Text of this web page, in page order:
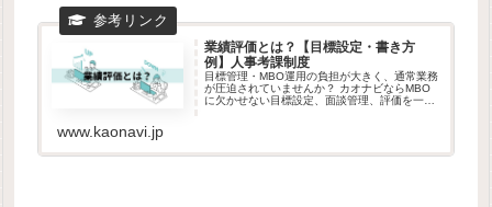
業績評価とは？【目標設定・書き方
例】人事考課制度
目標管理・MBO運用の負担が大きく、通常業務
が圧迫されていませんか？ カオナビならMBO
に欠かせない目標設定、面談管理、評価を一気
www.kaonavi.jp